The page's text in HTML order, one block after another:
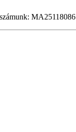
MA25118086